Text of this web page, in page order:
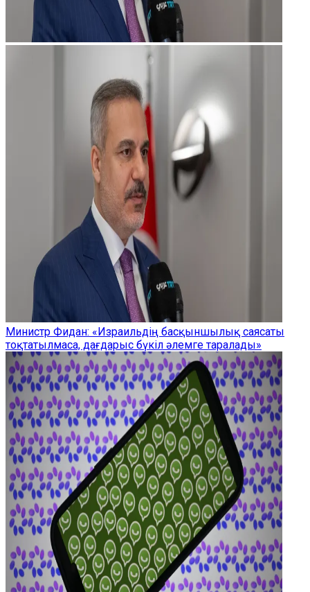
Министр Фидан: «Израильдің басқыншылық саясаты
тоқтатылмаса, дағдарыс бүкіл әлемге таралады»